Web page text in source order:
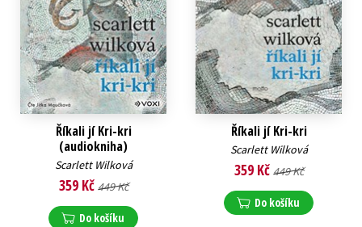
Říkali jí Kri-kri
(audiokniha)
Scarlett Wilková
359 Kč 449 Kč
Do košíku
Říkali jí Kri-kri
Scarlett Wilková
359 Kč 449 Kč
Do košíku